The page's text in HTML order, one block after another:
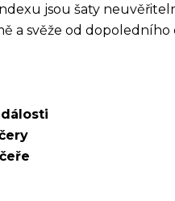
jsou šaty
a svěže od